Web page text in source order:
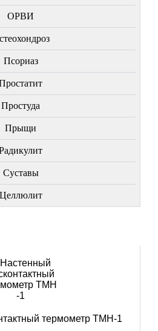
ОРВИ
Пcориаз
Простуда
Прыщи
Суставы
Целлюлит
термометр ТМН-1